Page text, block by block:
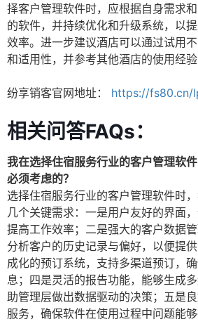
择客户管理软件时，应根据自身需求
的软件，并持续优化和升级系统，以
效率。进一步建议酒店可以通过试用
和适用性，并参考其他酒店的使用经验
纷享销客官网地址： https://fs80.cn/
相关问答FAQs：
我在选择住宿服务行业的客户管理软
必须考虑的？
选择住宿服务行业的客户管理软件时
几个关键需求：一是用户友好的界面
提高工作效率；二是强大的客户数据
分析客户的历史记录与偏好，以便提
成化的预订系统，支持多渠道预订，
息；四是灵活的报告功能，能够生成
助管理层做出数据驱动的决策；五是
服务，确保软件在使用过程中问题能够